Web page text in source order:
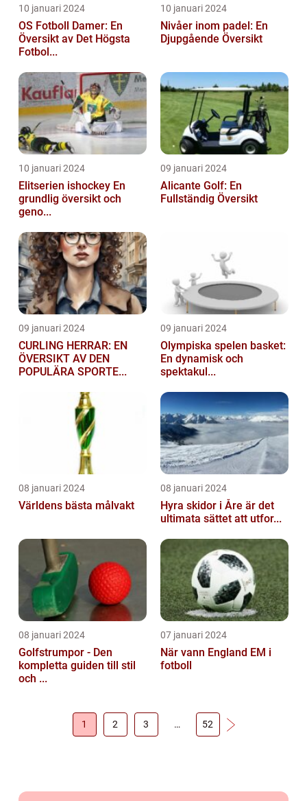
10 januari 2024
OS Fotboll Damer: En
Översikt av Det Högsta
Fotbol...
10 januari 2024
Nivåer inom padel: En
Djupgående Översikt
10 januari 2024
Elitserien ishockey En
grundlig översikt och
geno...
09 januari 2024
Alicante Golf: En
Fullständig Översikt
09 januari 2024
CURLING HERRAR: EN
ÖVERSIKT AV DEN
POPULÄRA SPORTE...
09 januari 2024
Olympiska spelen basket:
En dynamisk och
spektakul...
08 januari 2024
Världens bästa målvakt
08 januari 2024
Hyra skidor i Åre är det
ultimata sättet att utfor...
08 januari 2024
Golfstrumpor - Den
kompletta guiden till stil
och ...
07 januari 2024
När vann England EM i
fotboll
1 2 3 … 52